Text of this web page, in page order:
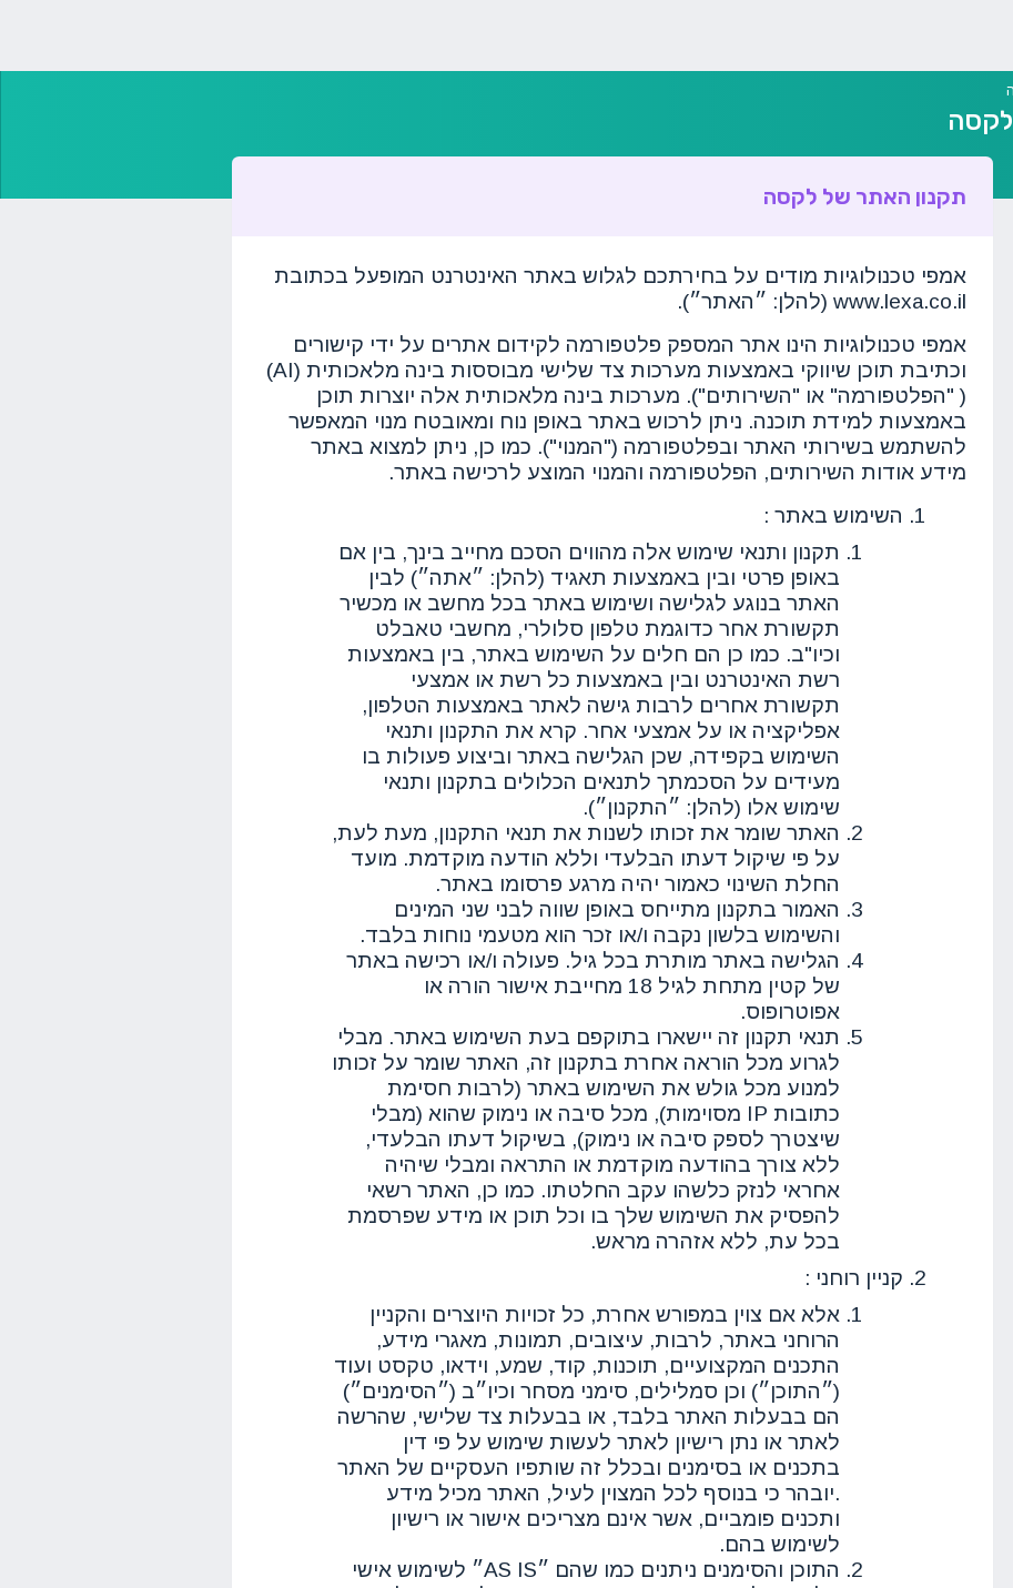
תקנון האתר של לקסה
אמפי טכנולוגיות מודים על בחירתכם לגלוש באתר האינטרנט המופעל בכתובת
www.lexa.co.il (להלן: ״האתר״).
אמפי טכנולוגיות הינו אתר המספק פלטפורמה לקידום אתרים על ידי קישורים
וכתיבת תוכן שיווקי באמצעות מערכות צד שלישי מבוססות בינה מלאכותית (AI)
( "הפלטפורמה" או "השירותים"). מערכות בינה מלאכותית אלה יוצרות תוכן
באמצעות למידת תוכנה. ניתן לרכוש באתר באופן נוח ומאובטח מנוי המאפשר
להשתמש בשירותי האתר ובפלטפורמה ("המנוי"). כמו כן, ניתן למצוא באתר
מידע אודות השירותים, הפלטפורמה והמנוי המוצע לרכישה באתר.
השימוש באתר :
תקנון ותנאי שימוש אלה מהווים הסכם מחייב בינך, בין אם
באופן פרטי ובין באמצעות תאגיד (להלן: ״אתה״) לבין
האתר בנוגע לגלישה ושימוש באתר בכל מחשב או מכשיר
תקשורת אחר כדוגמת טלפון סלולרי, מחשבי טאבלט
וכיו"ב. כמו כן הם חלים על השימוש באתר, בין באמצעות
רשת האינטרנט ובין באמצעות כל רשת או אמצעי
תקשורת אחרים לרבות גישה לאתר באמצעות הטלפון,
אפליקציה או על אמצעי אחר. קרא את התקנון ותנאי
השימוש בקפידה, שכן הגלישה באתר וביצוע פעולות בו
מעידים על הסכמתך לתנאים הכלולים בתקנון ותנאי
שימוש אלו (להלן: ״התקנון״).
האתר שומר את זכותו לשנות את תנאי התקנון, מעת לעת,
על פי שיקול דעתו הבלעדי וללא הודעה מוקדמת. מועד
החלת השינוי כאמור יהיה מרגע פרסומו באתר.
האמור בתקנון מתייחס באופן שווה לבני שני המינים
והשימוש בלשון נקבה ו/או זכר הוא מטעמי נוחות בלבד.
הגלישה באתר מותרת בכל גיל. פעולה ו/או רכישה באתר
של קטין מתחת לגיל 18 מחייבת אישור הורה או
אפוטרופוס.
תנאי תקנון זה יישארו בתוקפם בעת השימוש באתר. מבלי
לגרוע מכל הוראה אחרת בתקנון זה, האתר שומר על זכותו
למנוע מכל גולש את השימוש באתר (לרבות חסימת
כתובות IP מסוימות), מכל סיבה או נימוק שהוא (מבלי
שיצטרך לספק סיבה או נימוק), בשיקול דעתו הבלעדי,
ללא צורך בהודעה מוקדמת או התראה ומבלי שיהיה
אחראי לנזק כלשהו עקב החלטתו. כמו כן, האתר רשאי
להפסיק את השימוש שלך בו וכל תוכן או מידע שפרסמת
בכל עת, ללא אזהרה מראש.
קניין רוחני :
אלא אם צוין במפורש אחרת, כל זכויות היוצרים והקניין
הרוחני באתר, לרבות, עיצובים, תמונות, מאגרי מידע,
התכנים המקצועיים, תוכנות, קוד, שמע, וידאו, טקסט ועוד
(״התוכן״) וכן סמלילים, סימני מסחר וכיו״ב (״הסימנים״)
הם בבעלות האתר בלבד, או בבעלות צד שלישי, שהרשה
לאתר או נתן רישיון לאתר לעשות שימוש על פי דין
בתכנים או בסימנים ובכלל זה שותפיו העסקיים של האתר
.יובהר כי בנוסף לכל המצוין לעיל, האתר מכיל מידע
ותכנים פומביים, אשר אינם מצריכים אישור או רישיון
לשימוש בהם.
התוכן והסימנים ניתנים כמו שהם ״AS IS״ לשימוש אישי